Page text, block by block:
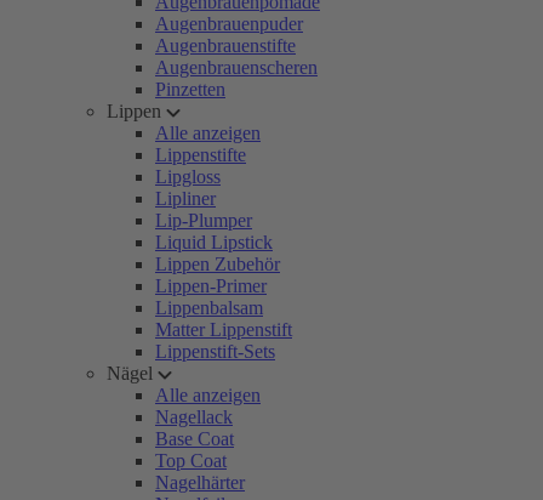
Augenbrauenpuder
Augenbrauenstifte
Augenbrauenscheren
Pinzetten
Lippen
Alle anzeigen
Lippenstifte
Lipgloss
Lipliner
Lip-Plumper
Liquid Lipstick
Lippen Zubehör
Lippen-Primer
Lippenbalsam
Matter Lippenstift
Lippenstift-Sets
Nägel
Alle anzeigen
Nagellack
Base Coat
Top Coat
Nagelhärter